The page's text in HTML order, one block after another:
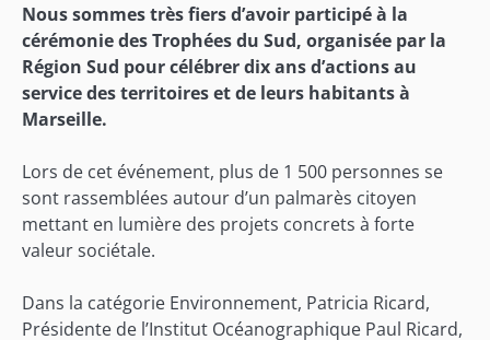
Nous sommes très fiers d’avoir participé à la
cérémonie des Trophées du Sud, organisée par la
Région Sud pour célébrer dix ans d’actions au
service des territoires et de leurs habitants à
Marseille.
Lors de cet événement, plus de 1 500 personnes se
sont rassemblées autour d’un palmarès citoyen
mettant en lumière des projets concrets à forte
valeur sociétale.
Dans la catégorie Environnement, Patricia Ricard,
Présidente de l’Institut Océanographique Paul Ricard,